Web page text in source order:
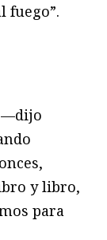
fuego”.
—dijo
y libro,
para